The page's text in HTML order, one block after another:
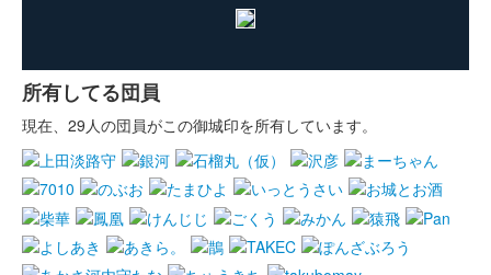
所有してる団員
現在、29人の団員がこの御城印を所有しています。